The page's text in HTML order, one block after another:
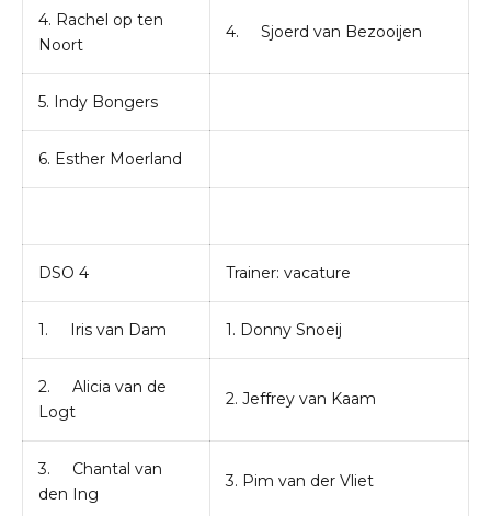
4. Rachel op ten
Noort
4. Sjoerd van Bezooijen
5. Indy Bongers
6. Esther Moerland
DSO 4 Trainer: vacature
1. Iris van Dam 1. Donny Snoeij
2. Alicia van de
Logt
2. Jeffrey van Kaam
3. Chantal van
den Ing
3. Pim van der Vliet